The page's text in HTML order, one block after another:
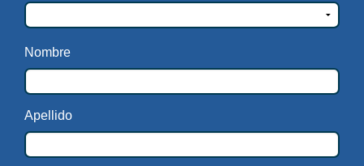
Nombre
Apellido